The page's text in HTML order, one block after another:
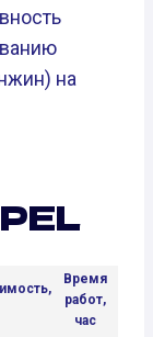
на
Время
работ,
час